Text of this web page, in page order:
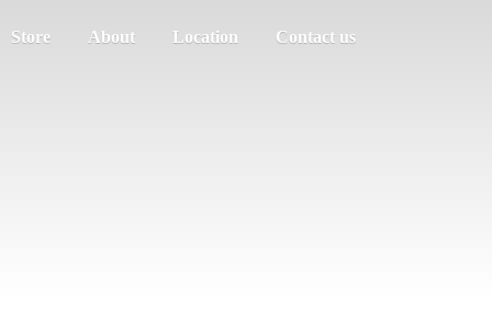
Store About Location Contact us